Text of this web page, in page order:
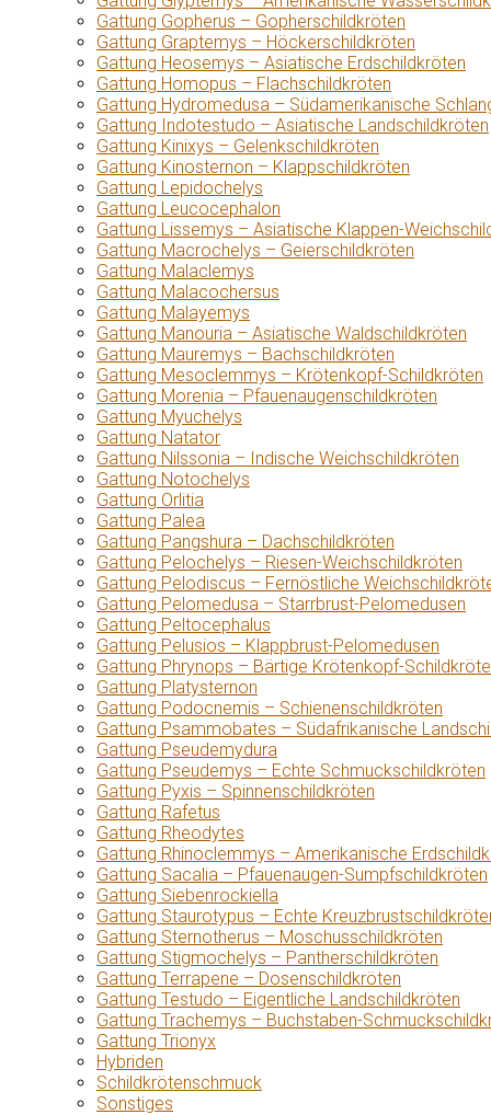
Gattung Gopherus – Gopherschildkröten
Gattung Graptemys – Höckerschildkröten
Gattung Heosemys – Asiatische Erdschildkröten
Gattung Homopus – Flachschildkröten
Gattung Hydromedusa – Südamerikanische
Gattung Indotestudo – Asiatische Landschildkröten
Gattung Kinixys – Gelenkschildkröten
Gattung Kinosternon – Klappschildkröten
Gattung Lepidochelys
Gattung Leucocephalon
Gattung Lissemys – Asiatische Klappen-
Gattung Macrochelys – Geierschildkröten
Gattung Malaclemys
Gattung Malacochersus
Gattung Malayemys
Gattung Manouria – Asiatische Waldschildkröten
Gattung Mauremys – Bachschildkröten
Gattung Mesoclemmys – Krötenkopf-Schildkröten
Gattung Morenia – Pfauenaugenschildkröten
Gattung Myuchelys
Gattung Natator
Gattung Nilssonia – Indische Weichschildkröten
Gattung Notochelys
Gattung Orlitia
Gattung Palea
Gattung Pangshura – Dachschildkröten
Gattung Pelochelys – Riesen-Weichschildkröten
Gattung Pelodiscus – Fernöstliche
Gattung Pelomedusa – Starrbrust-Pelomedusen
Gattung Peltocephalus
Gattung Pelusios – Klappbrust-Pelomedusen
Gattung Phrynops – Bärtige Krötenkopf-
Gattung Platysternon
Gattung Podocnemis – Schienenschildkröten
Gattung Psammobates – Südafrikanische
Gattung Pseudemydura
Gattung Pseudemys – Echte Schmuckschildkröten
Gattung Pyxis – Spinnenschildkröten
Gattung Rafetus
Gattung Rheodytes
Gattung Rhinoclemmys – Amerikanische
Gattung Sacalia – Pfauenaugen-Sumpfschildkröten
Gattung Siebenrockiella
Gattung Staurotypus – Echte
Gattung Sternotherus – Moschusschildkröten
Gattung Stigmochelys – Pantherschildkröten
Gattung Terrapene – Dosenschildkröten
Gattung Testudo – Eigentliche Landschildkröten
Gattung Trachemys – Buchstaben-
Gattung Trionyx
Hybriden
Schildkrötenschmuck
Sonstiges